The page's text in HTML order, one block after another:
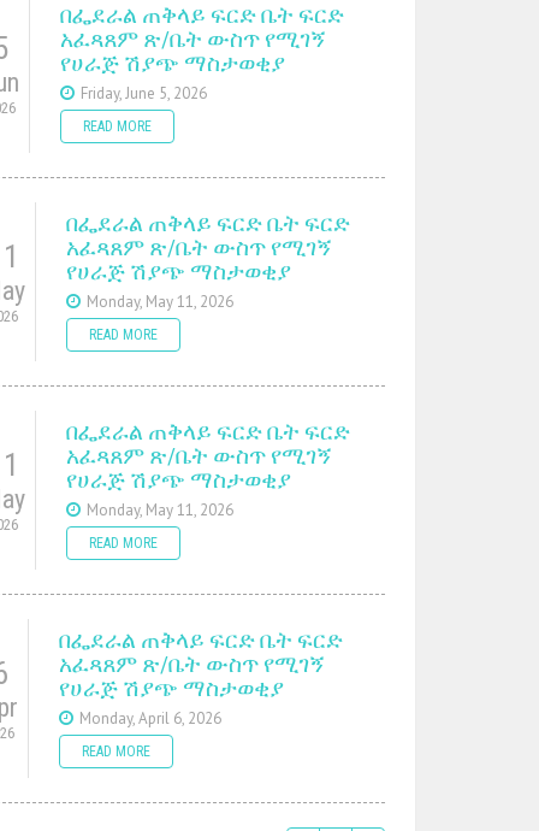
በፌደራል ጠቅላይ ፍርድ ቤት ፍርድ
አፈጻጸም ጽ/ቤት ውስጥ የሚገኝ
የሀራጅ ሽያጭ ማስታወቂያ
Friday, June 5, 2026
READ MORE
በፌደራል ጠቅላይ ፍርድ ቤት ፍርድ
አፈጻጸም ጽ/ቤት ውስጥ የሚገኝ
የሀራጅ ሽያጭ ማስታወቂያ
Monday, May 11, 2026
READ MORE
በፌደራል ጠቅላይ ፍርድ ቤት ፍርድ
አፈጻጸም ጽ/ቤት ውስጥ የሚገኝ
የሀራጅ ሽያጭ ማስታወቂያ
Monday, May 11, 2026
READ MORE
በፌደራል ጠቅላይ ፍርድ ቤት ፍርድ
አፈጻጸም ጽ/ቤት ውስጥ የሚገኝ
የሀራጅ ሽያጭ ማስታወቂያ
Monday, April 6, 2026
READ MORE